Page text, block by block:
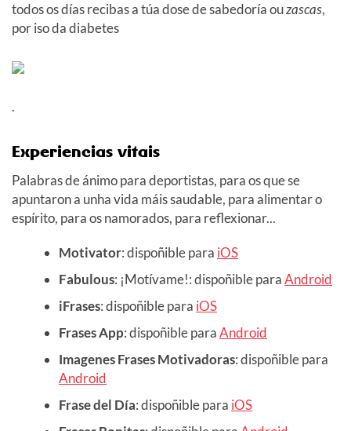
todos os días recibas a túa dose de sabedoría ouzascas,
por iso da diabetes
.
Experiencias vitais
Palabras de ánimo para deportistas, para os que se
apuntaron a unha vida máis saudable, para alimentar o
espírito, para os namorados, para reflexionar...
Motivator: dispoñible para iOS
Fabulous: ¡Motívame!: dispoñible paraAndroid
iFrases: dispoñible para iOS
Frases App: dispoñible paraAndroid
Imagenes Frases Motivadoras: dispoñible para
Android
Frase del Día: dispoñible para iOS